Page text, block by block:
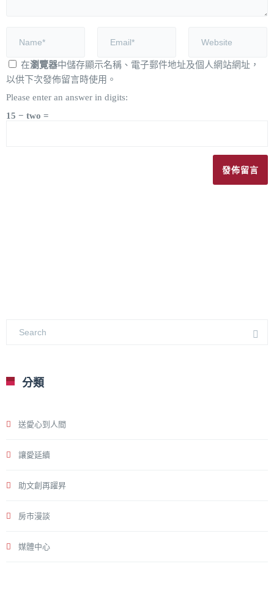
在瀏覽器中儲存顯示名稱、電子郵件地址及個人網站網址，
以供下次發佈留言時使用。
Please enter an answer in digits:
15 − two =
分類
送愛心到人間
讓愛延續
助文創再躍昇
房市漫談
媒體中心